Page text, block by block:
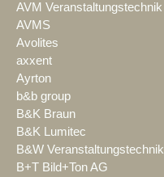
AVM Veranstaltungstechnik
AVMS
Avolites
axxent
Ayrton
b&b group
B&K Braun
B&K Lumitec
B&W Veranstaltungstechnik
B+T Bild+Ton AG